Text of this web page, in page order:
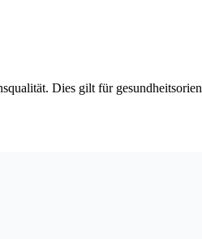
Dies gilt für